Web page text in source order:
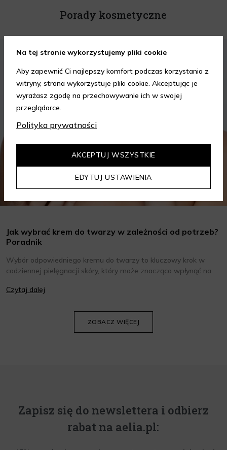
Porady kosmetyczne
Jak wybrać krem do twarzy w zależności od potrzeb?
Poradnik
Wybór odpowiedniego kremu do twarzy to kluczowy krok w
codziennej pielęgnacji skóry, który może znacząco wpłynąć na
oraz wiedzieć, jak dopasować je do potrzeb własnej skóry.
Czytaj dalej
ZOBACZ WIĘCEJ
Zapisz się do newslettera i odbierz
rabat na aelia.pl:
Na tej stronie wykorzystujemy pliki cookie
Aby zapewnić Ci najlepszy komfort podczas korzystania z
witryny, strona wykorzystuje pliki cookie. Akceptując je
wyrażasz zgodę na przechowywanie ich w swojej
przeglądarce.
Polityka prywatności
EDYTUJ USTAWIENIA
AKCEPTUJ WSZYSTKIE